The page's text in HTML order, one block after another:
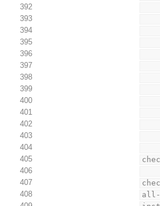
392
393
394
395
396
397
398
399
400
401
402
403
404
405
406
407
408
all-